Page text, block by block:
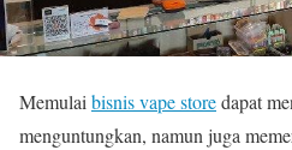
Memulaibisnis vape storedapat
menguntungkan, namun juga